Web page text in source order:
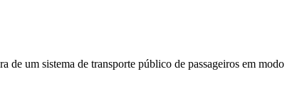
um sistema de transporte público de passageiros em modo